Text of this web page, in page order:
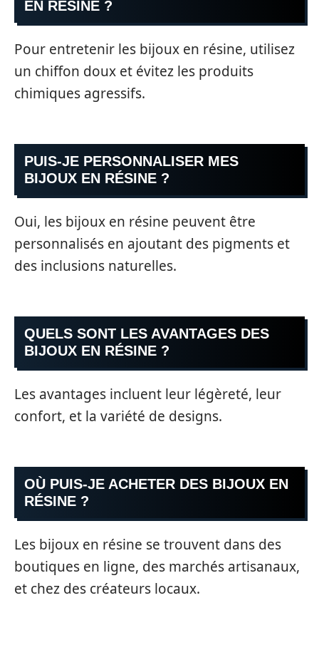
EN RÉSINE ?
Pour entretenir les bijoux en résine, utilisez
un chiffon doux et évitez les produits
chimiques agressifs.
PUIS-JE PERSONNALISER MES
BIJOUX EN RÉSINE ?
Oui, les bijoux en résine peuvent être
personnalisés en ajoutant des pigments et
des inclusions naturelles.
QUELS SONT LES AVANTAGES DES
BIJOUX EN RÉSINE ?
Les avantages incluent leur légèreté, leur
confort, et la variété de designs.
OÙ PUIS-JE ACHETER DES BIJOUX EN
RÉSINE ?
Les bijoux en résine se trouvent dans des
boutiques en ligne, des marchés artisanaux,
et chez des créateurs locaux.